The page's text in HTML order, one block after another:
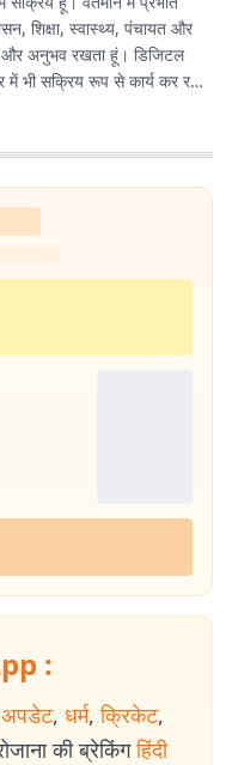
शिक्षा, स्वास्थ्य, पंचायत और
और अनुभव रखता हूं। डिजिटल
में भी सक्रिय रूप से कार्य कर रहा
:
, धर्म, क्रिकेट,
की ब्रेकिंग हिंदी